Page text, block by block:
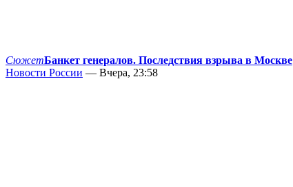
СюжетБанкет генералов. Последствия взрыва в Москве
Новости России — Вчера, 23:58